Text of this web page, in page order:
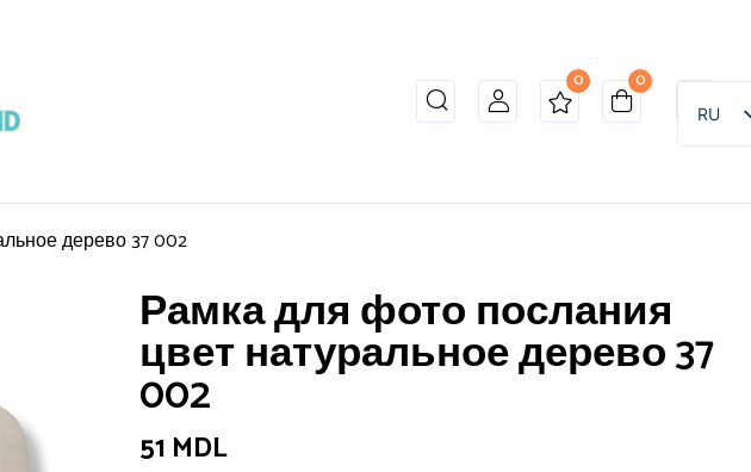
0 0
RU
дерево 37 002
Рамка для фото послания
цвет натуральное дерево 37
002
51 MDL